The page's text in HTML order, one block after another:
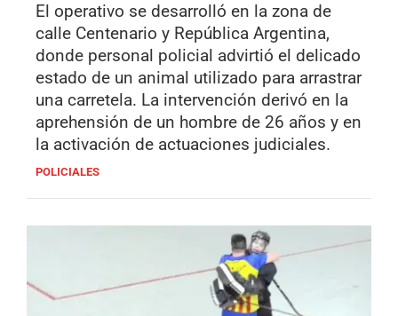
El operativo se desarrolló en la zona de
calle Centenario y República Argentina,
donde personal policial advirtió el delicado
estado de un animal utilizado para arrastrar
una carretela. La intervención derivó en la
aprehensión de un hombre de 26 años y en
la activación de actuaciones judiciales.
POLICIALES